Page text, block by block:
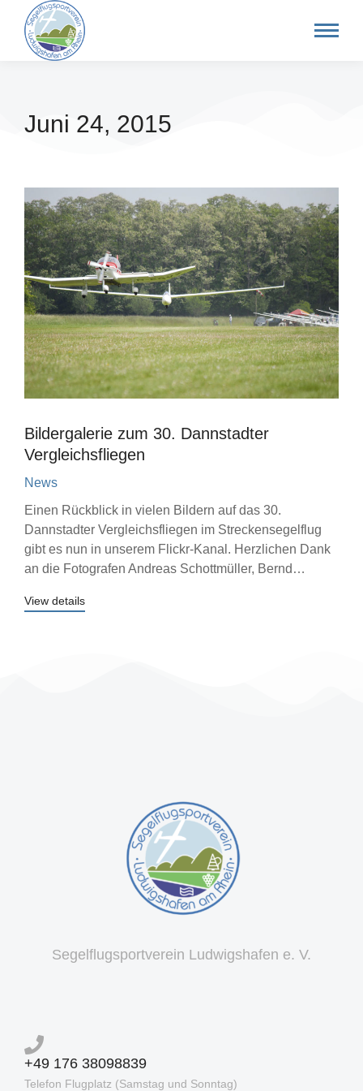
Juni 24, 2015
Bildergalerie zum 30. Dannstadter
Vergleichsfliegen
News
Einen Rückblick in vielen Bildern auf das 30.
Dannstadter Vergleichsfliegen im Streckensegelflug
gibt es nun in unserem Flickr-Kanal. Herzlichen Dank
an die Fotografen Andreas Schottmüller, Bernd…
View details
Segelflugsportverein Ludwigshafen e. V.
+49 176 38098839
Telefon Flugplatz (Samstag und Sonntag)